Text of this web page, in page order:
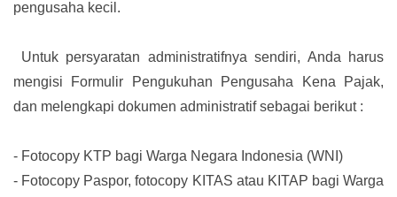
pengusaha kecil.
Untuk persyaratan administratifnya sendiri, Anda harus
mengisi Formulir Pengukuhan Pengusaha Kena Pajak,
dan melengkapi dokumen administratif sebagai berikut :
- Fotocopy KTP bagi Warga Negara Indonesia (WNI)
- Fotocopy Paspor, fotocopy KITAS atau KITAP bagi Warga